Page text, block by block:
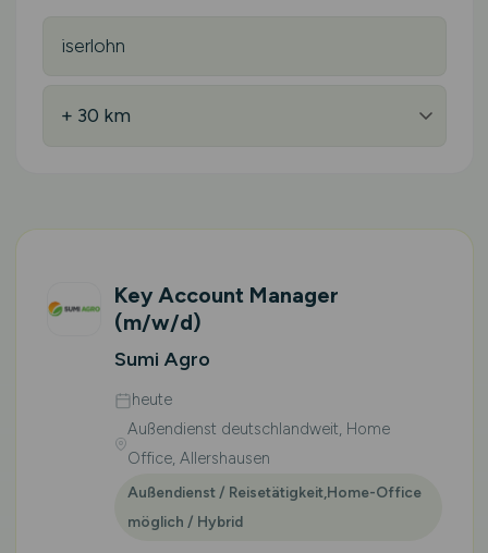
Key Account Manager
(m/w/d)
Sumi Agro
heute
Außendienst deutschlandweit, Home
Office, Allershausen
Außendienst / Reisetätigkeit,Home-Office
möglich / Hybrid